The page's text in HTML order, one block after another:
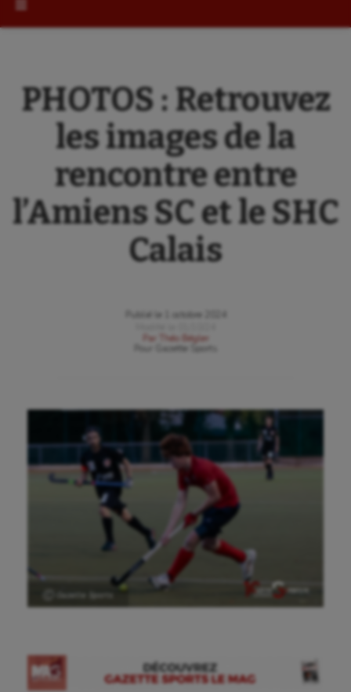
PHOTOS : Retrouvez
les images de la
rencontre entre
l’Amiens SC et le SHC
Calais
Publié le
1 octobre 2024
Par
Théo Bégler
Gazette Sports